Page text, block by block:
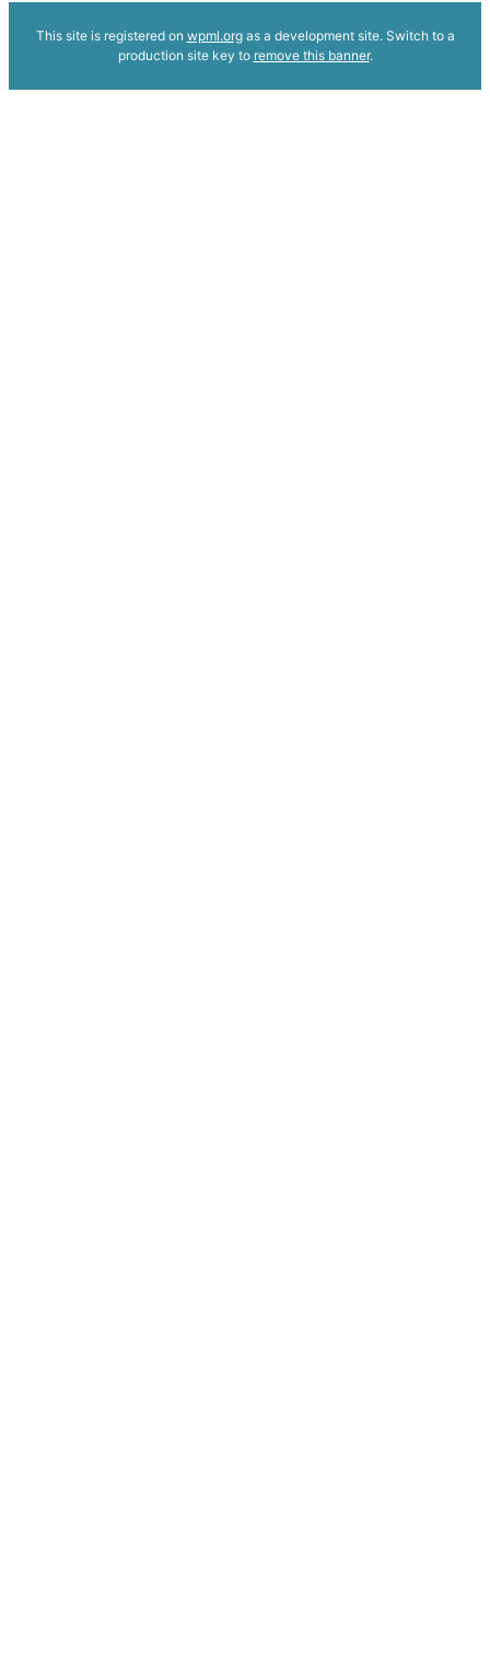
This site is registered on wpml.orgas a development site. Switch to a
production site key to remove this banner.